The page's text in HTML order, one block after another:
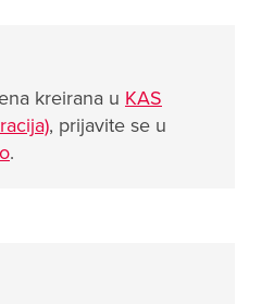
kreirana u KAS
, prijavite se u
.